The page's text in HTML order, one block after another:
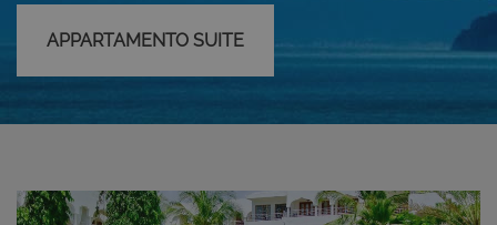
APPARTAMENTO SUITE